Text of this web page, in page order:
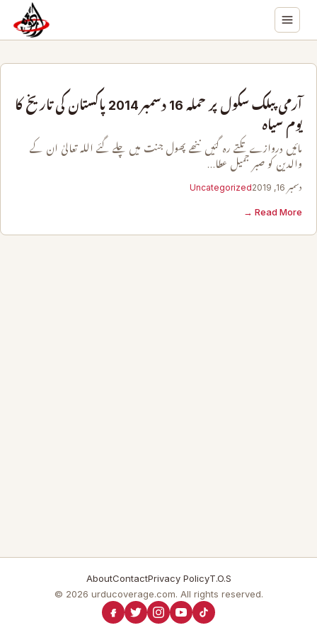
آرمی پبلک سکول پر حملہ 16 دسمبر 2014 پاکستان کی تاریخ کا
یوم سیاہ
مائیں دروازے تکتے رہ گئیں ننھے پھول جنت میں چلے گئے اللہ تعالیٰ ان کے
والدین کو صبر جمیل عطا…
دسمبر 16, 2019 Uncategorized
Read More →
AboutContactPrivacy PolicyT.O.S
© 2026 urducoverage.com. All rights reserved.